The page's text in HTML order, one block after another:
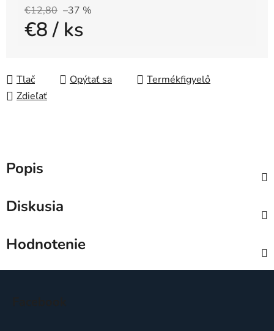
€12,80 –37 %
€8/ ks
Tlač
Opýtať sa
Zdieľať
Popis
Diskusia
Hodnotenie